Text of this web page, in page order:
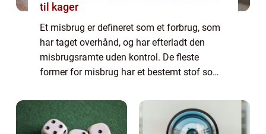
til kager
Et misbrug er defineret som et forbrug, som
har taget overhånd, og har efterladt den
misbrugsramte uden kontrol. De fleste
former for misbrug har et bestemt stof som
men der findes ogs&a...